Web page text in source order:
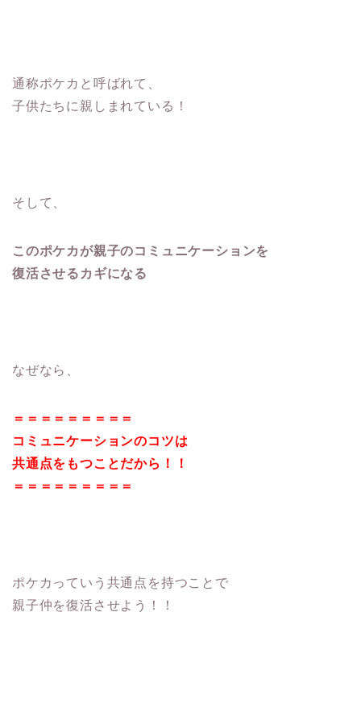
通称ポケカと呼ばれて、
子供たちに親しまれている！
そして、
このポケカが親子のコミュニケーションを
復活させるカギになる
なぜなら、
＝＝＝＝＝＝＝＝＝
コミュニケーションのコツは
共通点をもつことだから！！
＝＝＝＝＝＝＝＝＝
ポケカっていう共通点を持つことで
親子仲を復活させよう！！